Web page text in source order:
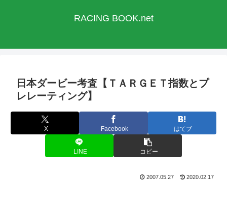
RACING BOOK.net
日本ダービー考査【ＴＡＲＧＥＴ指数とプ
レレーティング】
X Facebook はてブ
LINE コピー
2007.05.27 2020.02.17